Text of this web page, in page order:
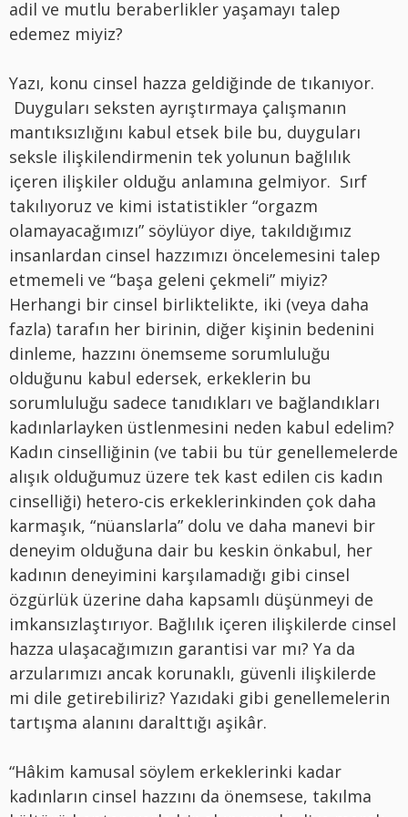
adil ve mutlu beraberlikler yaşamayı talep
edemez miyiz?
Yazı, konu cinsel hazza geldiğinde de tıkanıyor.
Duyguları seksten ayrıştırmaya çalışmanın
mantıksızlığını kabul etsek bile bu, duyguları
seksle ilişkilendirmenin tek yolunun bağlılık
içeren ilişkiler olduğu anlamına gelmiyor. Sırf
takılıyoruz ve kimi istatistikler “orgazm
olamayacağımızı” söylüyor diye, takıldığımız
insanlardan cinsel hazzımızı öncelemesini talep
etmemeli ve “başa geleni çekmeli” miyiz?
Herhangi bir cinsel birliktelikte, iki (veya daha
fazla) tarafın her birinin, diğer kişinin bedenini
dinleme, hazzını önemseme sorumluluğu
olduğunu kabul edersek, erkeklerin bu
sorumluluğu sadece tanıdıkları ve bağlandıkları
kadınlarlayken üstlenmesini neden kabul edelim?
Kadın cinselliğinin (ve tabii bu tür genellemelerde
alışık olduğumuz üzere tek kast edilen cis kadın
cinselliği) hetero-cis erkeklerinkinden çok daha
karmaşık, “nüanslarla” dolu ve daha manevi bir
deneyim olduğuna dair bu keskin önkabul, her
kadının deneyimini karşılamadığı gibi cinsel
özgürlük üzerine daha kapsamlı düşünmeyi de
imkansızlaştırıyor. Bağlılık içeren ilişkilerde cinsel
hazza ulaşacağımızın garantisi var mı? Ya da
arzularımızı ancak korunaklı, güvenli ilişkilerde
mi dile getirebiliriz? Yazıdaki gibi genellemelerin
tartışma alanını daralttığı aşikâr.
“Hâkim kamusal söylem erkeklerinki kadar
kadınların cinsel hazzını da önemsese, takılma